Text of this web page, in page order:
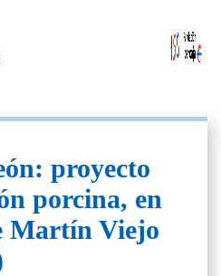
proyecto
porcina, en
Martín Viejo